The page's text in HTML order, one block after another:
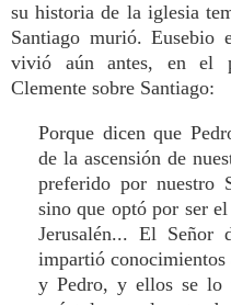
su historia de la iglesia
Santiago murió. Eusebio
vivió aún antes, en el
Clemente sobre Santiago:
Porque dicen que
de la ascensión de
preferido por nuestro
sino que optó por ser
Jerusalén... El Señor
impartió conocimientos
y Pedro, y ellos se lo